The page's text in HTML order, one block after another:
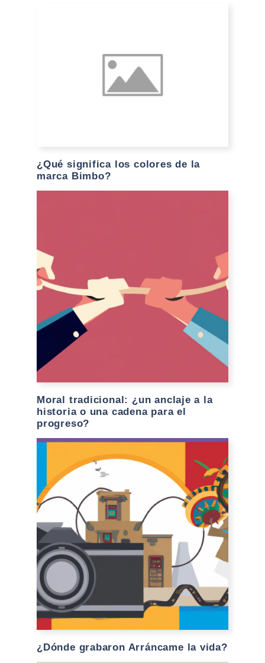
¿Qué significa los colores de la
marca Bimbo?
Moral tradicional: ¿un anclaje a la
historia o una cadena para el
progreso?
¿Dónde grabaron Arráncame la vida?